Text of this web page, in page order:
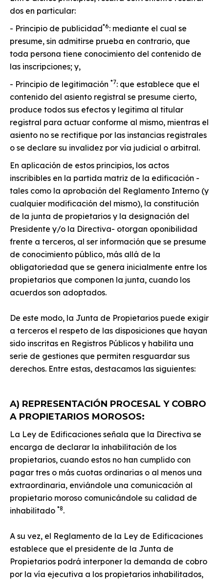
dos en particular:
- Principio de publicidad*6: mediante el cual se
presume, sin admitirse prueba en contrario, que
toda persona tiene conocimiento del contenido de
las inscripciones; y,
- Principio de legitimación *7: que establece que el
contenido del asiento registral se presume cierto,
produce todos sus efectos y legitima al titular
registral para actuar conforme al mismo, mientras el
asiento no se rectifique por las instancias registrales
o se declare su invalidez por vía judicial o arbitral.
En aplicación de estos principios, los actos
inscribibles en la partida matriz de la edificación -
tales como la aprobación del Reglamento Interno (y
cualquier modificación del mismo), la constitución
de la junta de propietarios y la designación del
Presidente y/o la Directiva- otorgan oponibilidad
frente a terceros, al ser información que se presume
de conocimiento público, más allá de la
obligatoriedad que se genera inicialmente entre los
propietarios que componen la junta, cuando los
acuerdos son adoptados.
De este modo, la Junta de Propietarios puede exigir
a terceros el respeto de las disposiciones que hayan
sido inscritas en Registros Públicos y habilita una
serie de gestiones que permiten resguardar sus
derechos. Entre estas, destacamos las siguientes:
A) REPRESENTACIÓN PROCESAL Y COBRO
A PROPIETARIOS MOROSOS:
La Ley de Edificaciones señala que la Directiva se
encarga de declarar la inhabilitación de los
propietarios, cuando estos no han cumplido con
pagar tres o más cuotas ordinarias o al menos una
extraordinaria, enviándole una comunicación al
propietario moroso comunicándole su calidad de
inhabilitado *8.
A su vez, el Reglamento de la Ley de Edificaciones
establece que el presidente de la Junta de
Propietarios podrá interponer la demanda de cobro
por la vía ejecutiva a los propietarios inhabilitados,